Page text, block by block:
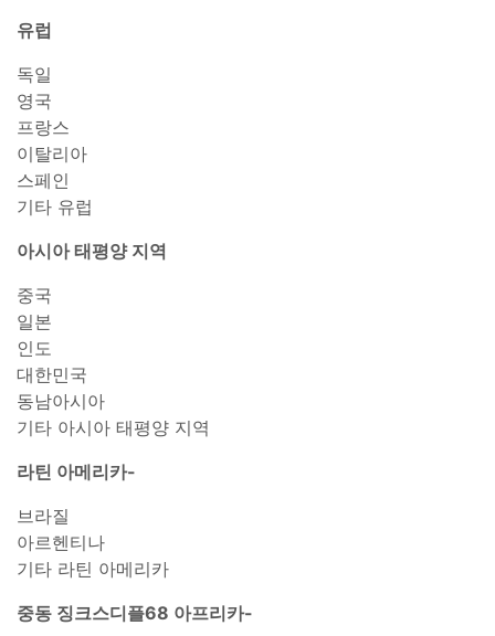
유럽
독일
영국
프랑스
이탈리아
스페인
기타 유럽
아시아 태평양 지역
중국
일본
인도
대한민국
동남아시아
기타 아시아 태평양 지역
라틴 아메리카-
브라질
아르헨티나
기타 라틴 아메리카
중동 징크스디플68 아프리카-